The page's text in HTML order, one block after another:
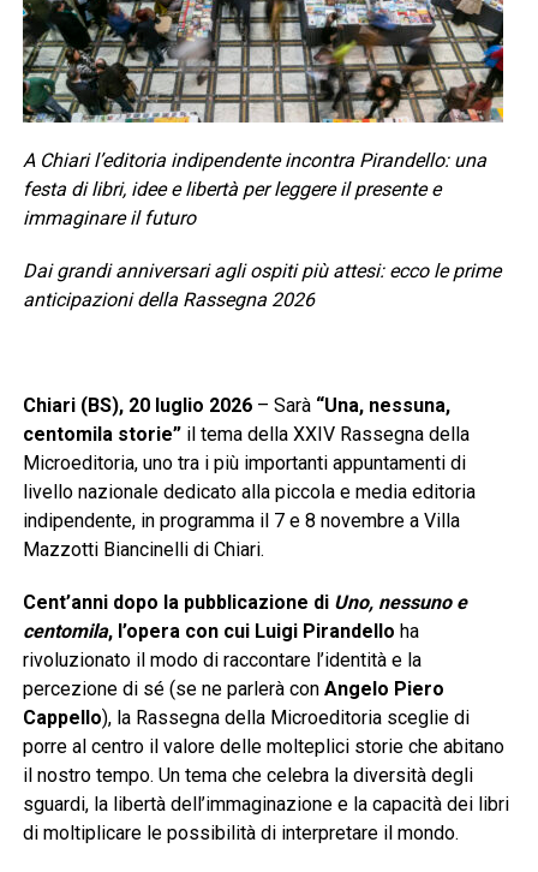
A Chiari l’editoria indipendente incontra Pirandello: una
festa di libri, idee e libertà per leggere il presente e
immaginare il futuro
Dai grandi anniversari agli ospiti più attesi: ecco le prime
anticipazioni della Rassegna 2026
Chiari (BS), 20 luglio 2026– Sarà “Una, nessuna,
centomila storie”il tema della XXIV Rassegna della
Microeditoria, uno tra i più importanti appuntamenti di
livello nazionale dedicato alla piccola e media editoria
indipendente, in programma il 7 e 8 novembre a Villa
Mazzotti Biancinelli di Chiari.
Cent’anni dopo la pubblicazione di Uno, nessuno e
centomila, l’opera con cui Luigi Pirandello ha
rivoluzionato il modo di raccontare l’identità e la
percezione di sé (se ne parlerà con Angelo Piero
Cappello), la Rassegna della Microeditoria sceglie di
porre al centro il valore delle molteplici storie che abitano
il nostro tempo. Un tema che celebra la diversità degli
sguardi, la libertà dell’immaginazione e la capacità dei libri
di moltiplicare le possibilità di interpretare il mondo.